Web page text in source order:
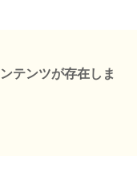
テンツが存在しま